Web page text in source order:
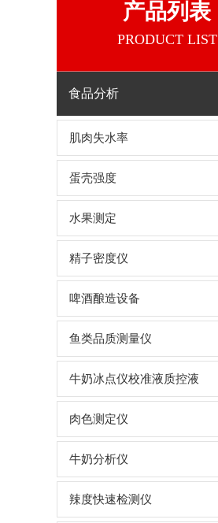
产品列表
PRODUCT LIST
食品分析
肌肉失水率
蛋壳强度
水果测定
精子密度仪
啤酒酿造设备
鱼类品质测量仪
牛奶冰点仪校准液质控液
肉色测定仪
牛奶分析仪
辣度快速检测仪